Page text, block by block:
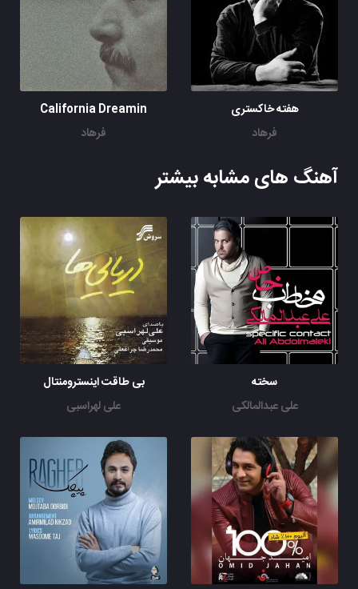
هفته خاکستری
فرهاد
California Dreamin
فرهاد
آهنگ های مشابه بیشتر
سخته
علی عبدالمالکی
بی طاقت اینسترومنتال
علی لهراسبی